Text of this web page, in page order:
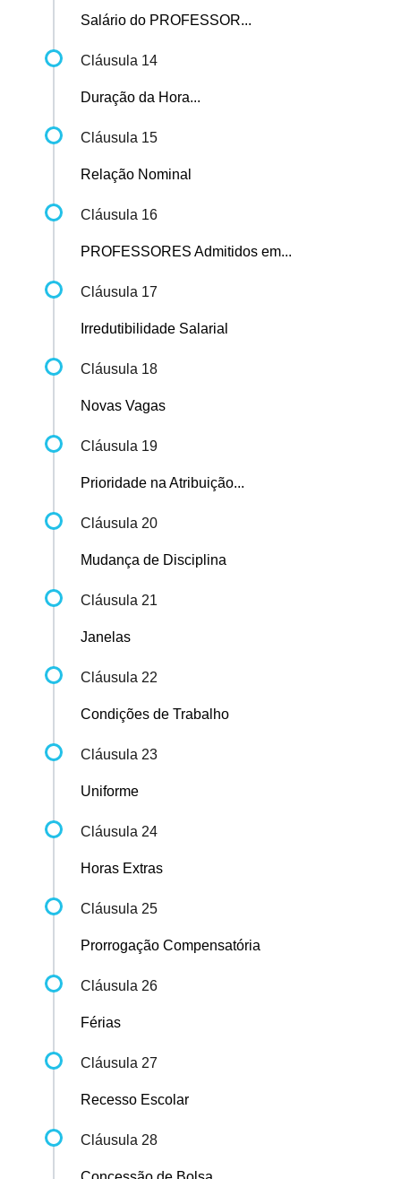
Salário do PROFESSOR...
Cláusula 14
Duração da Hora...
Cláusula 15
Relação Nominal
Cláusula 16
PROFESSORES Admitidos em...
Cláusula 17
Irredutibilidade Salarial
Cláusula 18
Novas Vagas
Cláusula 19
Prioridade na Atribuição...
Cláusula 20
Mudança de Disciplina
Cláusula 21
Janelas
Cláusula 22
Condições de Trabalho
Cláusula 23
Uniforme
Cláusula 24
Horas Extras
Cláusula 25
Prorrogação Compensatória
Cláusula 26
Férias
Cláusula 27
Recesso Escolar
Cláusula 28